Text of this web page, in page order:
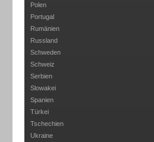
Polen
Portugal
Rumänien
Russland
Schweden
Schweiz
Serbien
Slowakei
Spanien
Türkei
Tschechien
Ukraine